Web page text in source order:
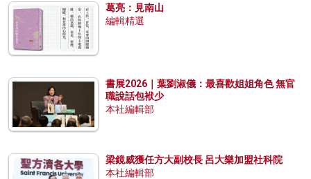
葛亮：見南山
編輯精選
書展2026｜葉劉淑儀：最喜歡姐姐角色 無官
職說話包袱少
本社編輯部
梁鏡威獲任方大副校長 呂大樂加盟社科院
本社編輯部